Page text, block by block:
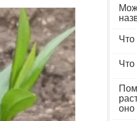
Что
Что
оно